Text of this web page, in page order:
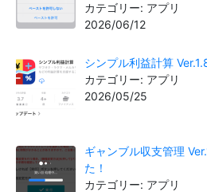
カテゴリー: アプリ
2026/06/12
シンプル利益計算
カテゴリー: アプリ
2026/05/25
ギャンブル収支管理
た！
カテゴリー: アプリ